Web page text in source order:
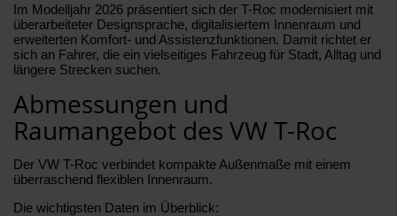
Im Modelljahr 2026 präsentiert sich der T-Roc modernisiert mit
überarbeiteter Designsprache, digitalisiertem Innenraum und
erweiterten Komfort- und Assistenzfunktionen. Damit richtet er
sich an Fahrer, die ein vielseitiges Fahrzeug für Stadt, Alltag und
längere Strecken suchen.
Abmessungen und
Raumangebot des VW T-Roc
Der VW T-Roc verbindet kompakte Außenmaße mit einem
überraschend flexiblen Innenraum.
Die wichtigsten Daten im Überblick: